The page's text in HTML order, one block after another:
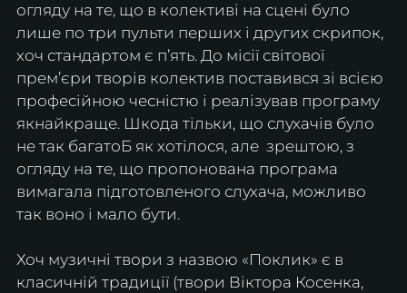
огляду на те, що в колективі на сцені було
лише по три пульти перших і других скрипок,
хоч стандартом є п’ять. До місії світової
прем’єри творів колектив поставився зі всією
професійною чесністю і реалізував програму
якнайкраще. Шкода тільки, що слухачів було
не так багатоБ як хотілося, але  зрештою, з
огляду на те, що пропонована програма
вимагала підготовленого слухача, можливо
так воно і мало бути.
Хоч музичні твори з назвою «Поклик» є в
класичній традиції (твори Віктора Косенка,